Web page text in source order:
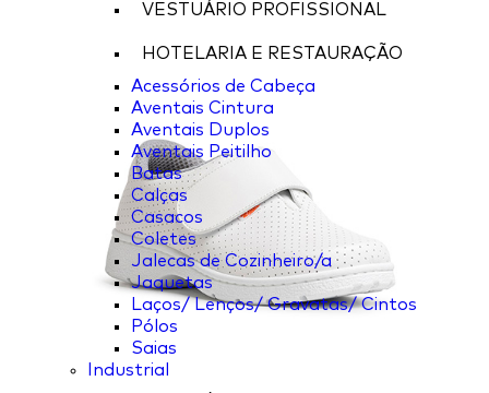
VESTUÁRIO PROFISSIONAL
HOTELARIA E RESTAURAÇÃO
Acessórios de Cabeça
Aventais Cintura
Aventais Duplos
Aventais Peitilho
Batas
Calças
Casacos
Coletes
Jalecas de Cozinheiro/a
Jaquetas
Laços/ Lenços/ Gravatas/ Cintos
Pólos
Saias
Industrial